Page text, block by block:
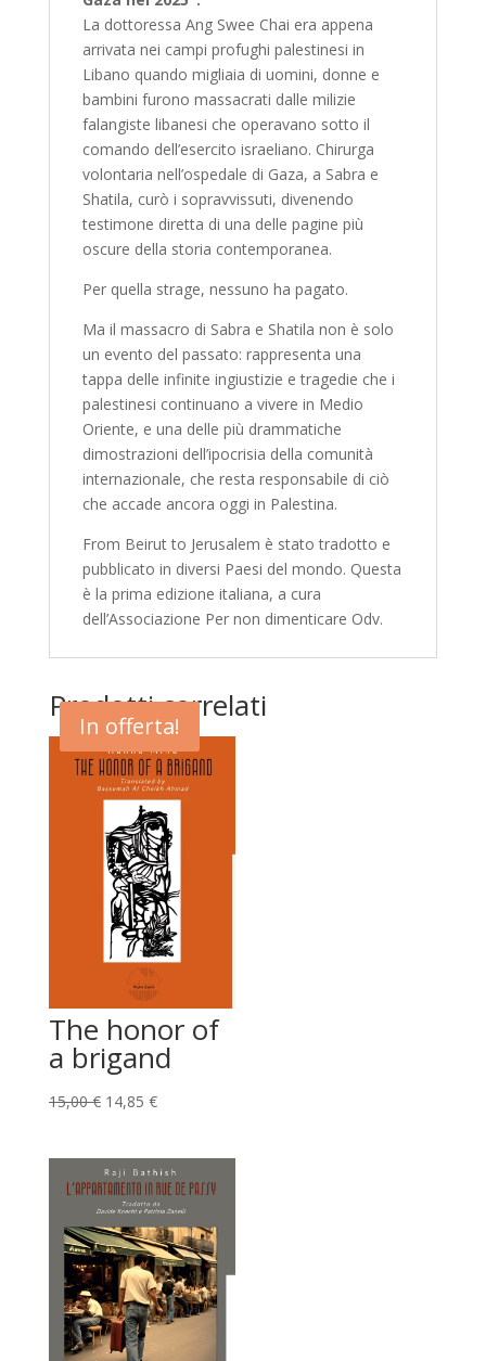
La dottoressa Ang Swee Chai era appena
arrivata nei campi profughi palestinesi in
Libano quando migliaia di uomini, donne e
bambini furono massacrati dalle milizie
falangiste libanesi che operavano sotto il
comando dell’esercito israeliano. Chirurga
volontaria nell’ospedale di Gaza, a Sabra e
Shatila, curò i sopravvissuti, divenendo
testimone diretta di una delle pagine più
oscure della storia contemporanea.
Per quella strage, nessuno ha pagato.
Ma il massacro di Sabra e Shatila non è solo
un evento del passato: rappresenta una
tappa delle infinite ingiustizie e tragedie che i
palestinesi continuano a vivere in Medio
Oriente, e una delle più drammatiche
dimostrazioni dell’ipocrisia della comunità
internazionale, che resta responsabile di ciò
che accade ancora oggi in Palestina.
From Beirut to Jerusalem è stato tradotto e
pubblicato in diversi Paesi del mondo. Questa
è la prima edizione italiana, a cura
dell’Associazione Per non dimenticare Odv.
Prodotti correlati
In offerta!
The honor of
a brigand
15,00€ Il
era:
15,00 €.
14,85 €Il
è:
14,85 €.
In offerta!